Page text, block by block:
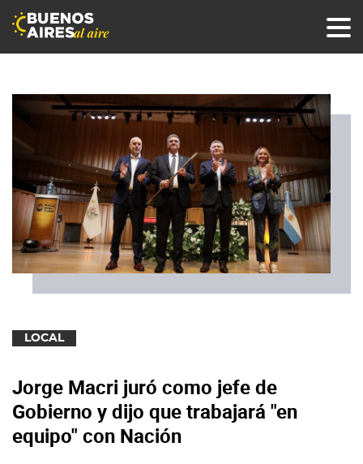
LOCAL
Jorge Macri juró como jefe de
Gobierno y dijo que trabajará "en
equipo" con Nación